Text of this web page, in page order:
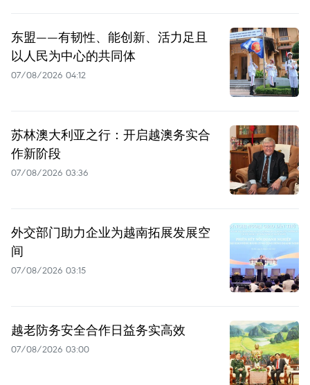
东盟——有韧性、能创新、活力足且
以人民为中心的共同体
07/08/2026 04:12
苏林澳大利亚之行：开启越澳务实合
作新阶段
07/08/2026 03:36
外交部门助力企业为越南拓展发展空
间
07/08/2026 03:15
越老防务安全合作日益务实高效
07/08/2026 03:00